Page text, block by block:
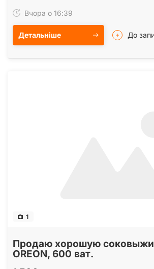
Характеристики…
Вчора о 16:39
Детальніше До
1
Продаю хорошую
OREON, 600 ват.